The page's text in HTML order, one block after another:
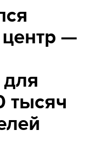
—
тысяч